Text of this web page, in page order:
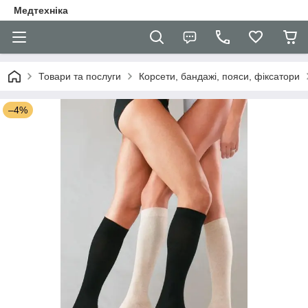
Медтехніка
Товари та послуги Корсети, бандажі, пояси, фіксатори
–4%